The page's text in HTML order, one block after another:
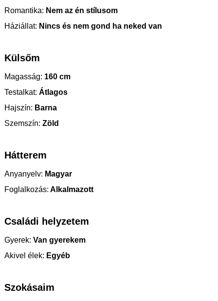
Romantika: Nem az én stílusom
Háziállat: Nincs és nem gond ha neked van
Külsőm
Magasság: 160 cm
Testalkat: Átlagos
Hajszín: Barna
Szemszín: Zöld
Hátterem
Anyanyelv: Magyar
Foglalkozás: Alkalmazott
Családi helyzetem
Gyerek: Van gyerekem
Akivel élek: Egyéb
Szokásaim